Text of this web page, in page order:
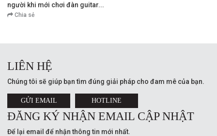
người khi mới chơi đàn guitar...
Chia sẻ
LIÊN HỆ
Chúng tôi sẽ giúp bạn tìm đúng giải pháp cho đam mê của bạn.
GỬI EMAIL HOTLINE
ĐĂNG KÝ NHẬN EMAIL CẬP NHẬT
Để lại email để nhận thông tin mới nhất.